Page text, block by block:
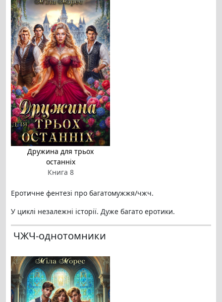
Дружина для трьох
останніх
Книга 8
Еротичне фентезі про багатомужжя/чжч.
У циклі незалежні історії. Дуже багато еротики.
ЧЖЧ-однотомники